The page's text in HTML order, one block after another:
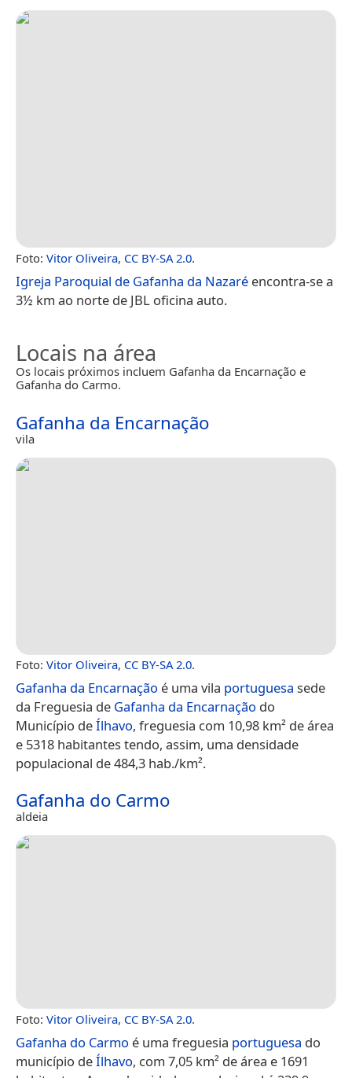
Foto: Vitor Oliveira, CC BY-SA 2.0.
Igreja Paroquial de Gafanha da Nazaré encontra-se a
3½ km ao norte de JBL oficina auto.
Locais na área
Os locais próximos incluem Gafanha da Encarnação e
Gafanha do Carmo.
Gafanha da Encarnação
vila
Foto: Vitor Oliveira, CC BY-SA 2.0.
Gafanha da Encarnação é uma vila portuguesa sede
da Freguesia de Gafanha da Encarnação do
Município deÍlhavo, freguesia com 10,98 km² de área
e 5318 habitantes tendo, assim, uma densidade
populacional de 484,3 hab./km².
Gafanha do Carmo
aldeia
Foto: Vitor Oliveira, CC BY-SA 2.0.
Gafanha do Carmo é uma freguesia portuguesa do
município deÍlhavo, com 7,05 km² de área e 1691